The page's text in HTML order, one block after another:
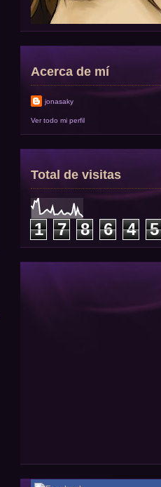
Acerca de mí
jonasaky
Ver todo mi perfil
Total de visitas
1 7 8 6 4 5